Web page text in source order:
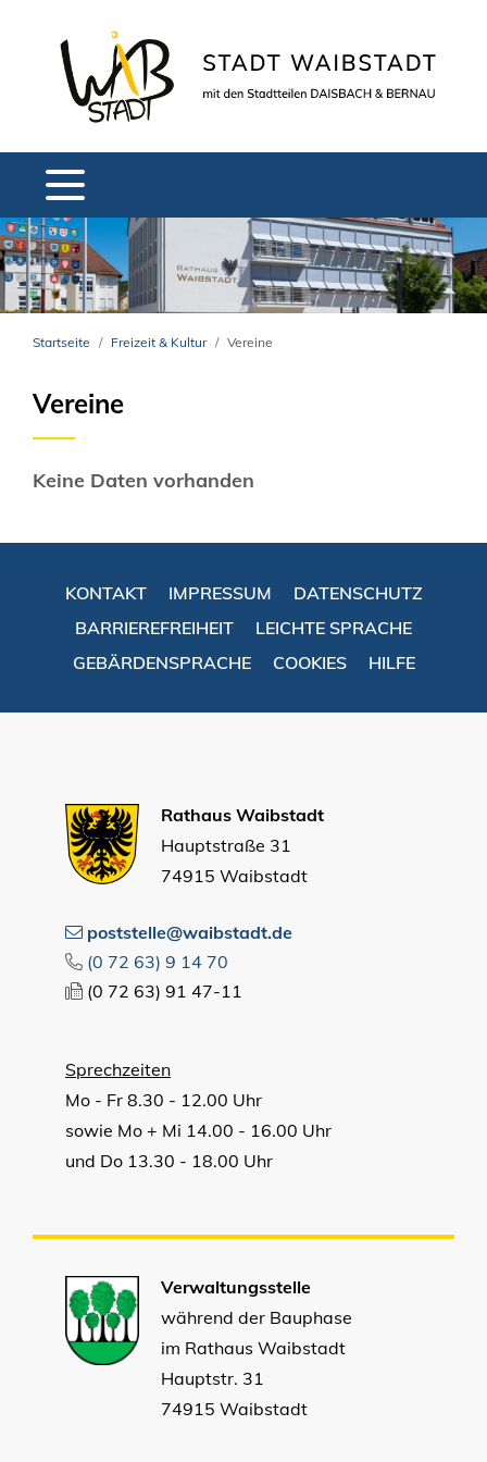
Startseite Freizeit & Kultur Vereine
Vereine
Keine Daten vorhanden
KONTAKT IMPRESSUM
DATENSCHUTZ
BARRIEREFREIHEIT
LEICHTE SPRACHE
GEBÄRDENSPRACHE
COOKIES HILFE
Rathaus Waibstadt
Hauptstraße 31
74915 Waibstadt
poststelle@waibstadt.de
(0 72 63) 9 14 70
(0 72 63) 91 47-11
Sprechzeiten
Mo - Fr 8.30 - 12.00 Uhr
sowie Mo + Mi 14.00 - 16.00 Uhr
und Do 13.30 - 18.00 Uhr
Verwaltungsstelle
während der Bauphase
im Rathaus Waibstadt
Hauptstr. 31
74915 Waibstadt